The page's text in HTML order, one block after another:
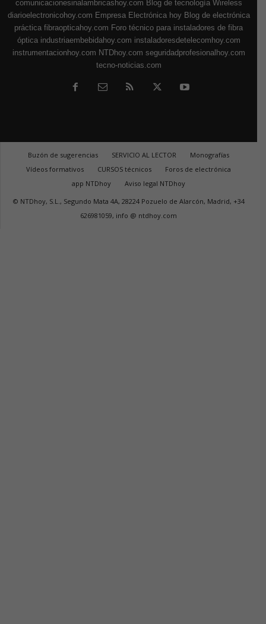
comunicacionesinalambricashoy.com Blog de tecnología Wireless
diarioelectronicohoy.com Empresa Electrónica hoy Blog de electrónica
práctica fibraopticahoy.com Foro técnico para instaladores de fibra
óptica industriaembebidahoy.com instaladoresdetelecomhoy.com
instrumentacionhoy.com NTDhoy.com seguridadprofesionalhoy.com
tecno-noticias.com
Buzón de sugerencias SERVICIO AL LECTOR
Monografías
Vídeos formativos
CURSOS técnicos
Foros de electrónica
app NTDhoy
Aviso legal NTDhoy
© NTDhoy, S.L., Segundo Mata 4A, 28224 Pozuelo de Alarcón, Madrid, +34
626981059, info @ ntdhoy.com